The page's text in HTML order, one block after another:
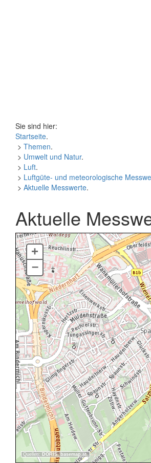
Sie sind hier:
Startseite.
> Themen.
> Umwelt und Natur.
> Luft.
> Luftgüte- und meteorologische
> Aktuelle Messwerte.
Aktuelle
Quellen: DORIS, basemap.at
+
–